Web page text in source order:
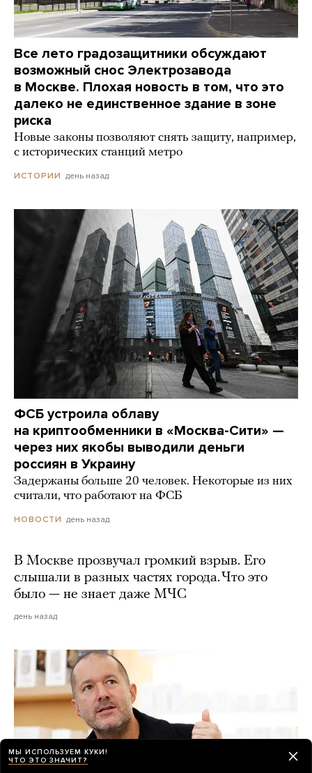
Все лето градозащитники обсуждают
возможный снос Электрозавода
в Москве. Плохая новость в том, что это
далеко не единственное здание в зоне
риска
Новые законы позволяют снять защиту, например,
с исторических станций метро
ИСТОРИИ день назад
ФСБ устроила облаву
на криптообменники в «Москва-Сити» —
через них якобы выводили деньги
россиян в Украину
Задержаны больше 20 человек. Некоторые из них
считали, что работают на ФСБ
НОВОСТИ день назад
В Москве прозвучал громкий взрыв. Его
слышали в разных частях города. Что это
было — не знает даже МЧС
день назад
МЫ ИСПОЛЬЗУЕМ КУКИ!
ЧТО ЭТО ЗНАЧИТ?